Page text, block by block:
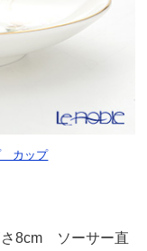
カップ
8cm ソーサー直